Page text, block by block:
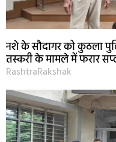
नशे के सौदागर को कुठला
तस्करी के मामले में फरार
RashtraRakshak